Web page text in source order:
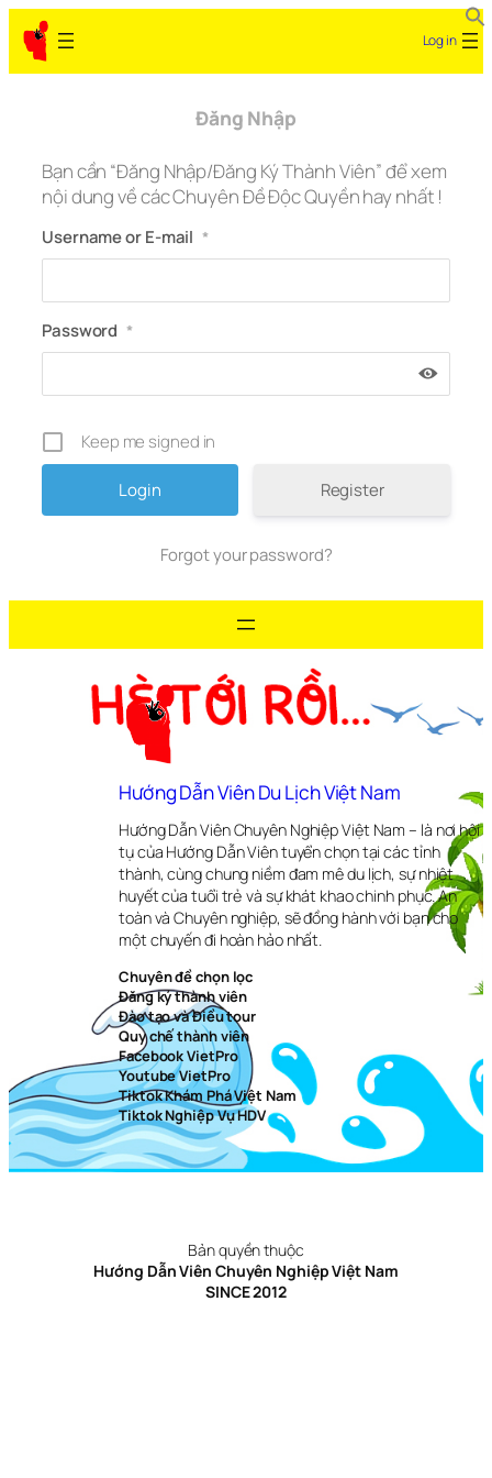
Skip
to
content
Log in
Đăng Nhập
Bạn cần “Đăng Nhập/Đăng Ký Thành Viên” để xem
nội dung về các Chuyên Đề Độc Quyền hay nhất !
Username or E-mail *
Password *
Keep me signed in
Register
Forgot your password?
Hướng Dẫn Viên Du Lịch Việt Nam
Hướng Dẫn Viên Chuyên Nghiệp Việt Nam – là nơi hội
tụ của Hướng Dẫn Viên tuyển chọn tại các tỉnh
thành, cùng chung niềm đam mê du lịch, sự nhiệt
huyết của tuổi trẻ và sự khát khao chinh phục. An
toàn và Chuyên nghiệp, sẽ đồng hành với bạn cho
một chuyến đi hoàn hảo nhất.
Chuyên đề chọn lọc
Đăng ký thành viên
Đào tạo và Điều tour
Quy chế thành viên
Facebook VietPro
Youtube VietPro
Tiktok Khám Phá Việt Nam
Tiktok Nghiệp Vụ HDV
Bản quyền thuộc
Hướng Dẫn Viên Chuyên Nghiệp Việt Nam
SINCE 2012